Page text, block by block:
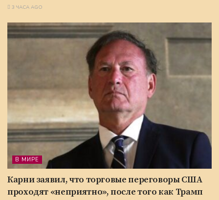
3 ЧАСА AGO
В МИРЕ
Карни заявил, что торговые переговоры США
проходят «неприятно», после того как Трамп